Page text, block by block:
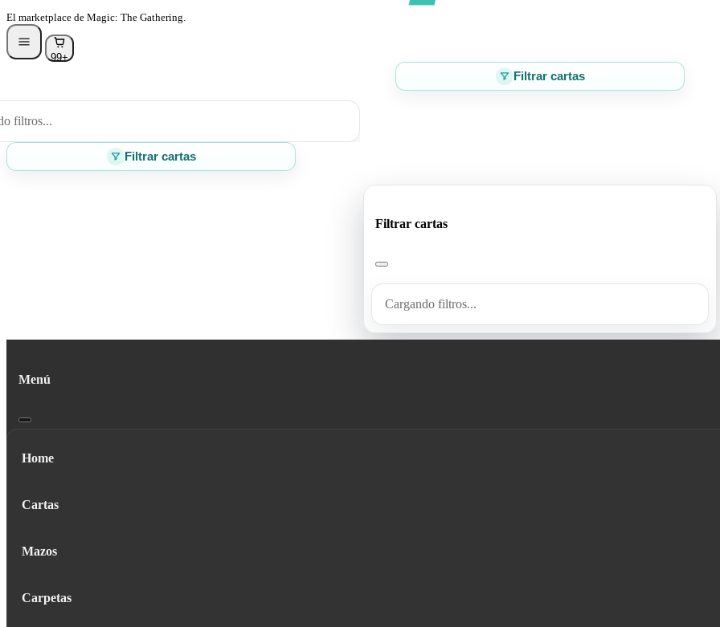
El marketplace de Magic: The Gathering.
99+
Filtrar cartas
filtros...
Filtrar cartas
Filtrar cartas
Cargando filtros...
Menú
Home
Cartas
Mazos
Carpetas